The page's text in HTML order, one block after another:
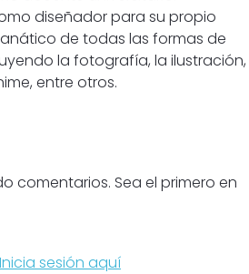
diseñador para su propio
de todas las formas de
la fotografía, la ilustración,
entre otros.
comentarios. Sea el primero en
Inicia sesión aquí